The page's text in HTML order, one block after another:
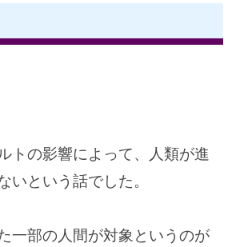
トの影響によって、人類が進
いという話でした。
一部の人間が対象というのが